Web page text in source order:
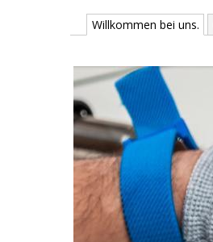
Willkommen bei uns.